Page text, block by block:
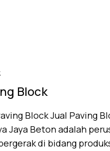
Block
Block Jual Paving
Jaya Beton adalah
di bidang